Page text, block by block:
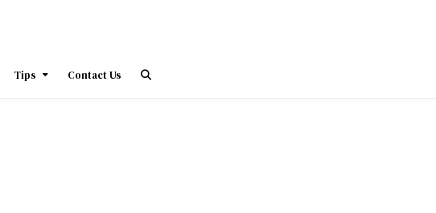
Tips Contact Us